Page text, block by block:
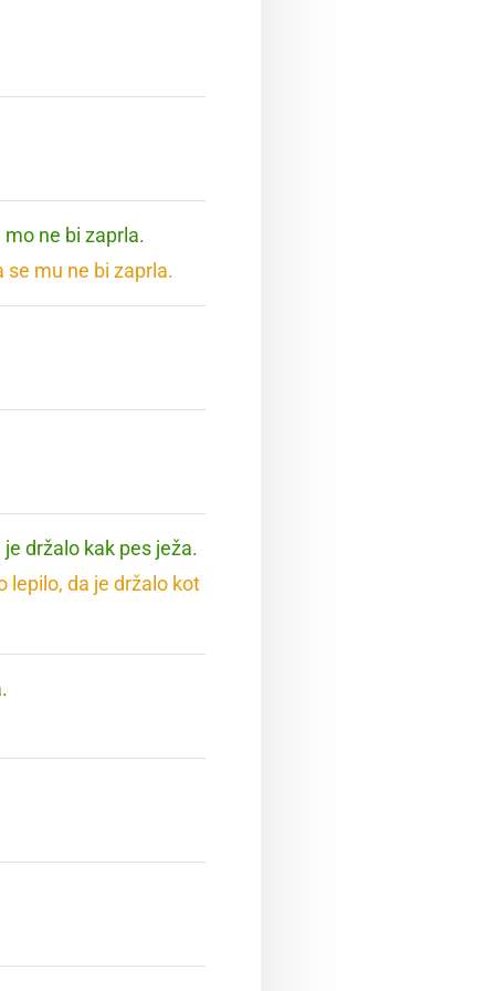
ne bi zaprla.
se mu ne bi zaprla.
držalo kak pes ježa.
lepilo, da je držalo kot